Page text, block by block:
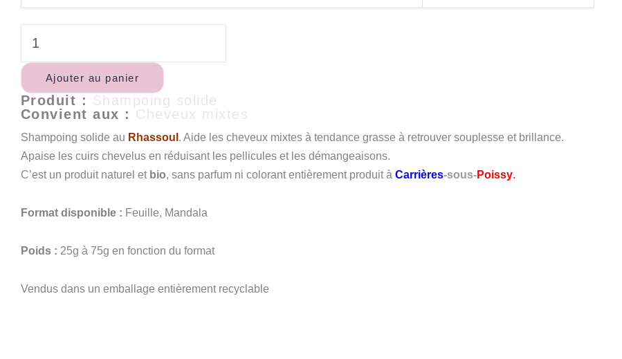
Ajouter au panier
Produit : Shampoing solide
Convient aux : Cheveux mixtes
Shampoing solide au Rhassoul . Aide les cheveux mixtes à tendance grasse à retrouver souplesse et brillance.
Apaise les cuirs chevelus en réduisant les pellicules et les démangeaisons.
C’est un produit naturel et bio, sans parfum ni colorant entièrement produit à Carrières-sous-Poissy.
Format disponible : Feuille, Mandala
Poids : 25g à 75g en fonction du format
Vendus dans un emballage entièrement recyclable